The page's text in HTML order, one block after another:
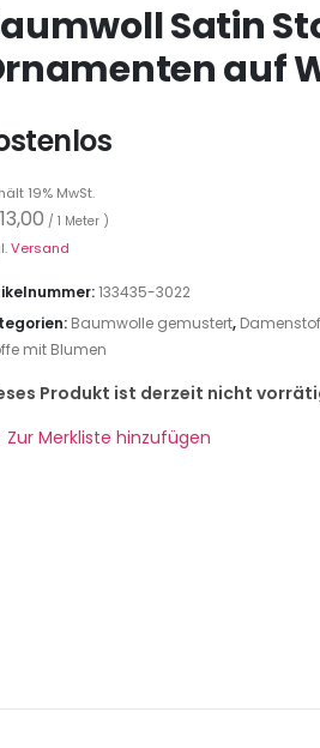
Satin
auf
19% MwSt.
13,00 / 1 Meter )
Versand
133435-3022
Baumwolle gemustert,
mit Blumen
Produkt ist derzeit nicht
Zur Merkliste hinzufügen